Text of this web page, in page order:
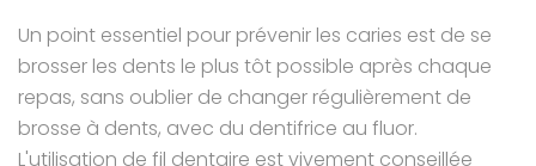
Un point essentiel pour prévenir les caries est de se
brosser les dents le plus tôt possible après chaque
repas, sans oublier de changer régulièrement de
brosse à dents, avec du dentifrice au fluor.
L'utilisation de fil dentaire est vivement conseillée